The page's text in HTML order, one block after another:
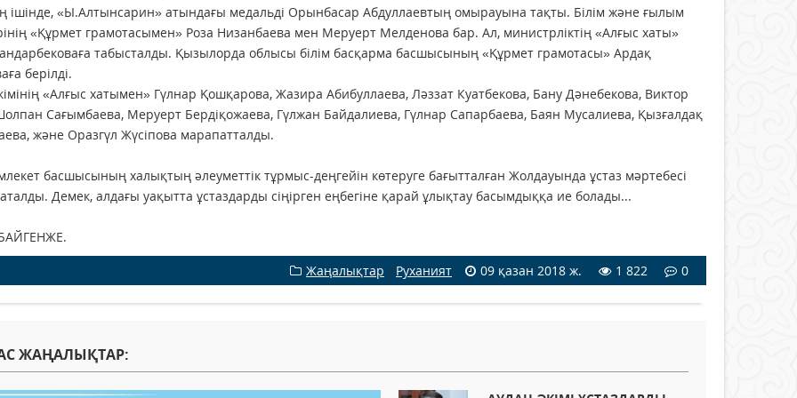
ішінде, «Ы.Алтынсарин» атындағы медальді Орынбасар Абдуллаевтың омырауына тақты. Білім және ғылым
«Құрмет грамотасымен» Роза Низанбаева мен Меруерт Мелденова бар. Ал, министрліктің «Алғыс хаты»
табысталды. Қызылорда облысы білім басқарма басшысының «Құрмет грамотасы» Ардақ
берілді.
«Алғыс хатымен» Гүлнар Қошқарова, Жазира Абибуллаева, Ләззат Куатбекова, Бану Дәнебекова, Виктор
Сағымбаева, Меруерт Бердіқожаева, Гүлжан Байдалиева, Гүлнар Сапарбаева, Баян Мусалиева, Қызғалдақ
және Оразгүл Жүсіпова марапатталды.
басшысының халықтың әлеуметтік тұрмыс-деңгейін көтеруге бағытталған Жолдауында ұстаз мәртебесі
Демек, алдағы уақытта ұстаздарды сіңірген еңбегіне қарай ұлықтау басымдыққа ие болады...
Жаңалықтар / Руханият 09 қазан 2018 ж. 1 822 0
ЖАҢАЛЫҚТАР: